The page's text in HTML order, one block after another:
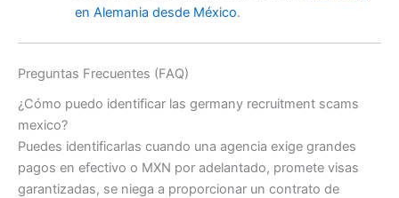
en Alemania desde México.
Preguntas Frecuentes (FAQ)
¿Cómo puedo identificar las germany recruitment scams
mexico?
Puedes identificarlas cuando una agencia exige grandes
pagos en efectivo o MXN por adelantado, promete visas
garantizadas, se niega a proporcionar un contrato de